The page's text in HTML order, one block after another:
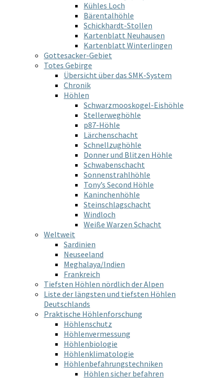
Kühles Loch
Bärentalhöhle
Schickhardt-Stollen
Kartenblatt Neuhausen
Kartenblatt Winterlingen
Gottesacker-Gebiet
Totes Gebirge
Übersicht über das SMK-System
Chronik
Höhlen
Schwarzmooskogel-Eishöhle
Stellerweghöhle
p87-Höhle
Lärchenschacht
Schnellzughöhle
Donner und Blitzen Höhle
Schwabenschacht
Sonnenstrahlhöhle
Tony’s Second Höhle
Kaninchenhöhle
Steinschlagschacht
Windloch
Weiße Warzen Schacht
Weltweit
Sardinien
Neuseeland
Meghalaya/Indien
Frankreich
Tiefsten Höhlen nördlich der Alpen
Liste der längsten und tiefsten Höhlen
Deutschlands
Praktische Höhlenforschung
Höhlenschutz
Höhlenvermessung
Höhlenbiologie
Höhlenklimatologie
Höhlenbefahrungstechniken
Höhlen sicher befahren